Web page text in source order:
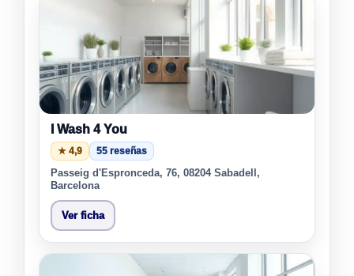
I Wash 4 You
★ 4,9 55 reseñas
Passeig d'Espronceda, 76, 08204 Sabadell,
Barcelona
Ver ficha